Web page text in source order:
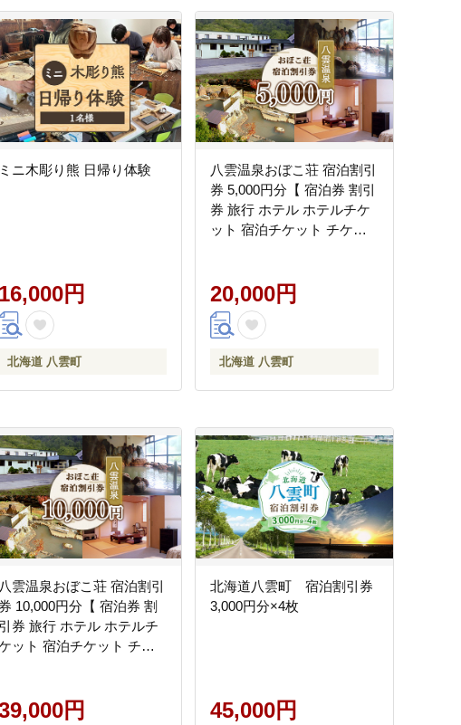
ミニ木彫り熊 日帰り体験
16,000円
北海道 八雲町
八雲温泉おぼこ荘 宿泊割引
券 5,000円分【 宿泊券 割引
券 旅行 ホテル ホテルチケ
ット 宿泊チケット チケッ
20,000円
北海道 八雲町
八雲温泉おぼこ荘 宿泊割引
券 10,000円分【 宿泊券 割
引券 旅行 ホテル ホテルチ
ット 宿泊チケット チケ
円
北海道八雲町 宿泊割引券
3,000円分×4枚
45,000円